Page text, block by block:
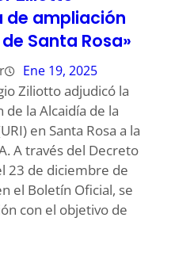
de ampliación
Santa Rosa»
Ene 19, 2025
Ziliotto adjudicó la
la Alcaidía de la
en Santa Rosa a la
A través del Decreto
23 de diciembre de
el Boletín Oficial, se
con el objetivo de